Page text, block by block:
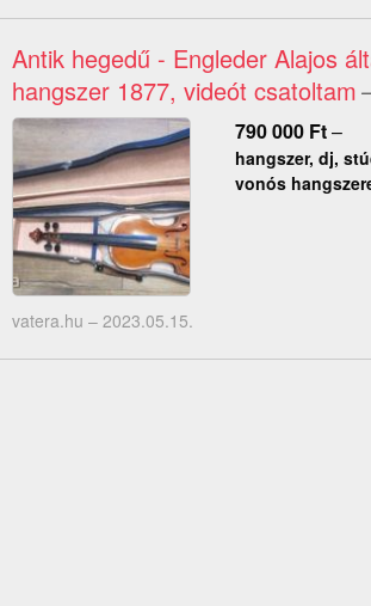
Antik hegedű - Engleder Alajos
hangszer 1877, videót csatoltam
790 000 Ft–
hangszer, dj,
vonós
vatera.hu – 2023.05.15.